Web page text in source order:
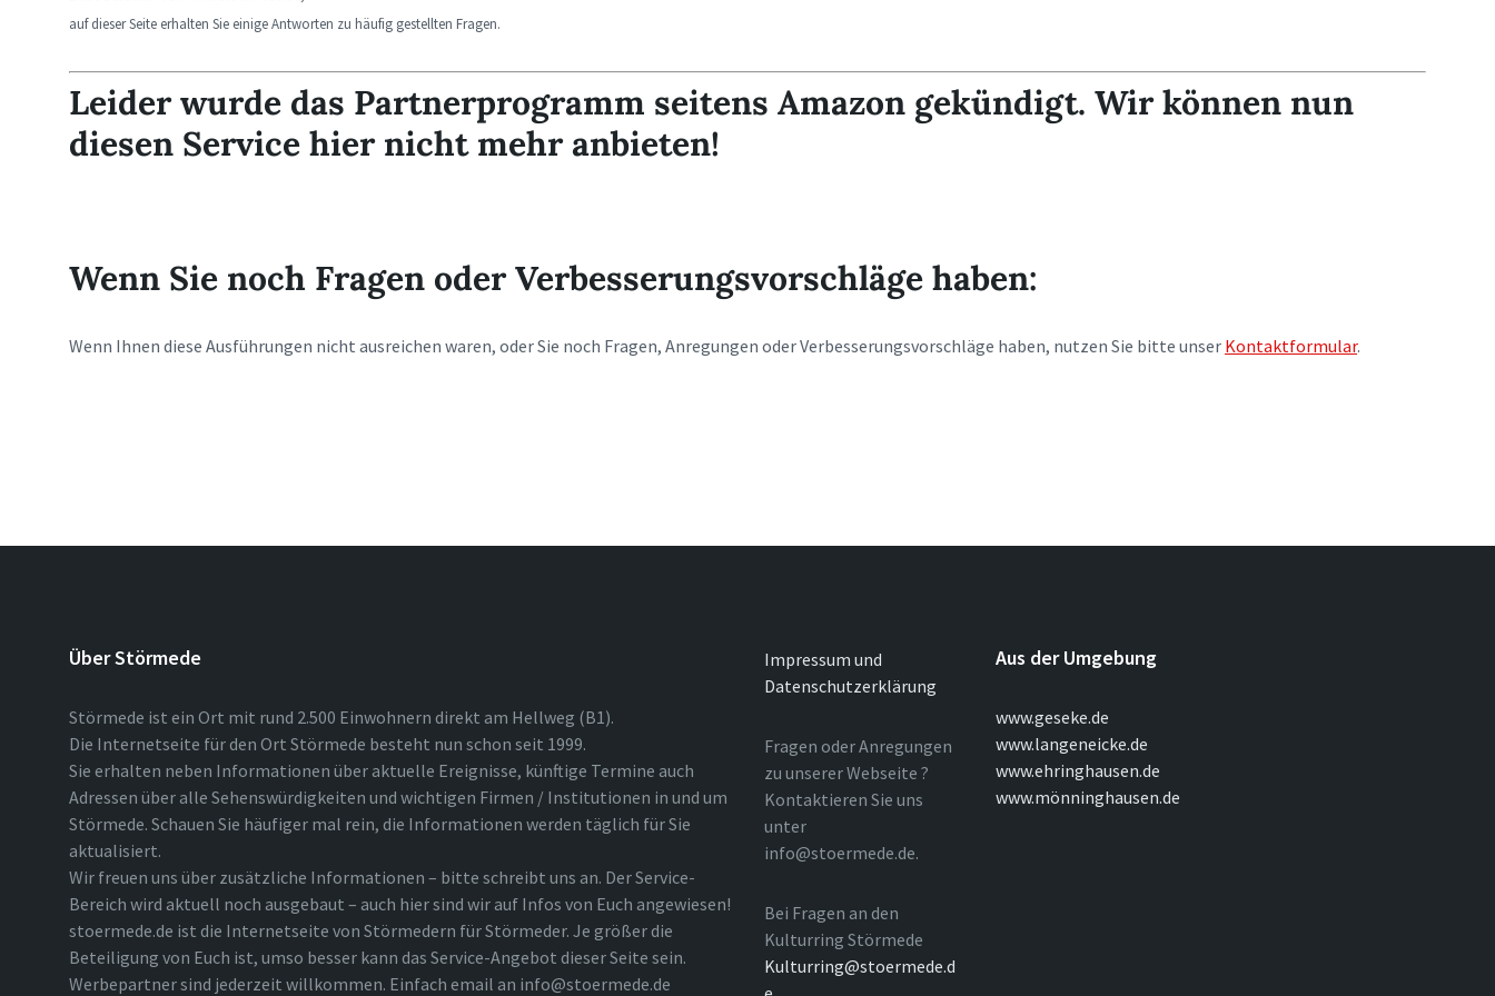
auf dieser Seite erhalten Sie einige Antworten zu häufig gestellten Fragen.
Leider wurde das Partnerprogramm seitens Amazon gekündigt. Wir können nun
diesen Service hier nicht mehr anbieten!
Wenn Sie noch Fragen oder Verbesserungsvorschläge haben:
Wenn Ihnen diese Ausführungen nicht ausreichen waren, oder Sie noch Fragen, Anregungen oder Verbesserungsvorschläge haben, nutzen Sie bitte unser Kontaktformular.
Über Störmede
Störmede ist ein Ort mit rund 2.500 Einwohnern direkt am Hellweg (B1).
Die Internetseite für den Ort Störmede besteht nun schon seit 1999.
Sie erhalten neben Informationen über aktuelle Ereignisse, künftige Termine auch
Adressen über alle Sehenswürdigkeiten und wichtigen Firmen / Institutionen in und um
Störmede. Schauen Sie häufiger mal rein, die Informationen werden täglich für Sie
aktualisiert.
Wir freuen uns über zusätzliche Informationen – bitte schreibt uns an. Der Service-
Bereich wird aktuell noch ausgebaut – auch hier sind wir auf Infos von Euch angewiesen!
stoermede.de ist die Internetseite von Störmedern für Störmeder. Je größer die
Beteiligung von Euch ist, umso besser kann das Service-Angebot dieser Seite sein.
Werbepartner sind jederzeit willkommen. Einfach email an info@stoermede.de
Impressum und
Datenschutzerklärung
Fragen oder Anregungen
zu unserer Webseite ?
Kontaktieren Sie uns
unter
info@stoermede.de.
Bei Fragen an den
Kulturring Störmede
Kulturring@stoermede.d
Aus der Umgebung
www.geseke.de
www.langeneicke.de
www.ehringhausen.de
www.mönninghausen.de